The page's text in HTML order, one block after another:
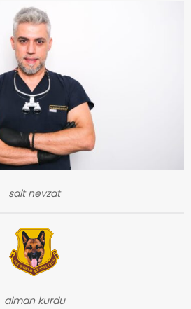
sait nevzat
alman kurdu